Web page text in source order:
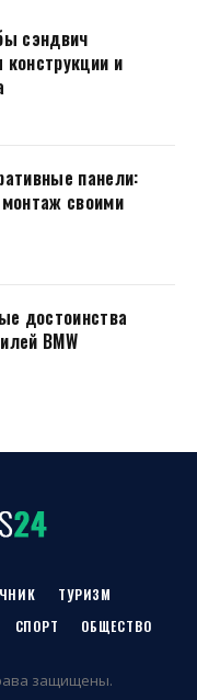
сэндвич
и
панели:
своими
достоинства
BMW
ТУРИЗМ
СПОРТ ОБЩЕСТВО
защищены.